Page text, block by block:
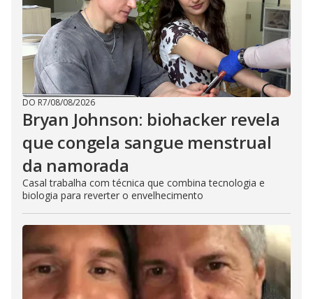
DO R7/08/08/2026
Bryan Johnson: biohacker revela
que congela sangue menstrual
da namorada
Casal trabalha com técnica que combina tecnologia e
biologia para reverter o envelhecimento